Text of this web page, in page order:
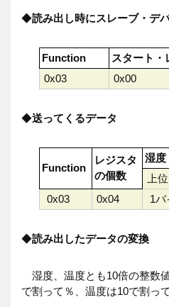
◆読み出し時にスレーブ・デ
Function スタート・
0x03
0x00
◆送ってくるデータ
Function
レジスタ
の個数
湿度
上位
0x03
0x04 1バ
◆読み出したデータの変換
湿度、温度とも10倍の整数
で割って％、温度は10で割っ